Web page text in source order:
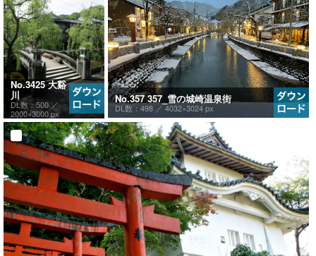
No.3425 大谿
川
DL数：500 ／
2000×3000 px
No.357 357_雪の城崎温泉街
DL数：498 ／4032×3024 px